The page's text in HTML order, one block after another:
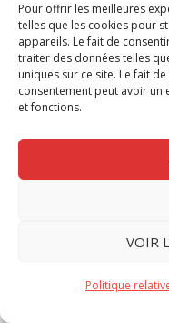
Pour offrir les meilleures
telles que les cookies pour
appareils. Le fait de
traiter des données telles
uniques sur ce site. Le fait
consentement peut avoir un
et fonctions.
VOIR
Politique
Circa, Pôle National
principal spécialité